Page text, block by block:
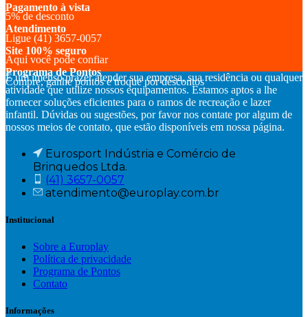
Pagamento à vista
5% de desconto
Atendimento
Ligue (41) 3657-0057
Site 100% seguro
Aqui você pode confiar
Programa de Pontos
Compre, ganhe pontos e troque por descontos
É um imenso prazer atender sua empresa, sua residência ou qualquer
atividade que utilize nossos equipamentos. Estamos aptos a lhe
fornecer soluções eficientes para o ramos de recreação e lazer
infantil. Dúvidas ou sugestões, por favor nos contate por algum de
nossos meios de contato, que estão disponíveis em nossa página.
Eurosport Indústria e Comércio de
Brinquedos Ltda.
(41) 3657-0057
atendimento@europlay.com.br
Institucional
Sobre a Europlay
Política de privacidade
Programa de Pontos
Contato
Informações